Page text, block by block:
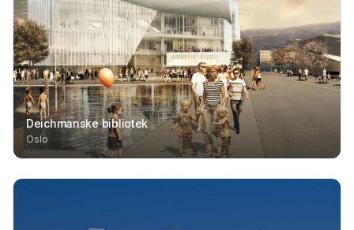
Deichmanske bibliotek
Oslo